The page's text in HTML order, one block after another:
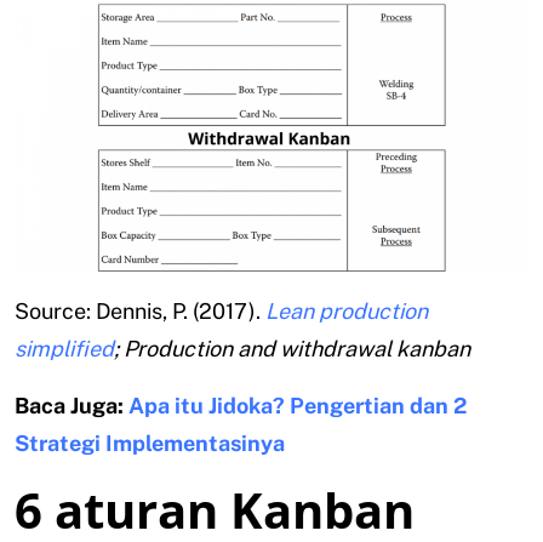
Source: Dennis, P. (2017). Lean production
simplified; Production and withdrawal kanban
Baca Juga: Apa itu Jidoka? Pengertian dan 2
Strategi Implementasinya
6 aturan Kanban